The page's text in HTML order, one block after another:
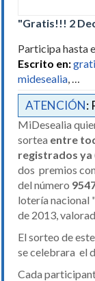
"Gratis!!! 2
Participa hasta
Escrito en:
midesealia, …
ATENCIÓN:
MiDesealia
sortea entre
registrados ya
dos premios
del número
lotería nacional
de 2013,
El sorteo de
se celebrara el
Cada